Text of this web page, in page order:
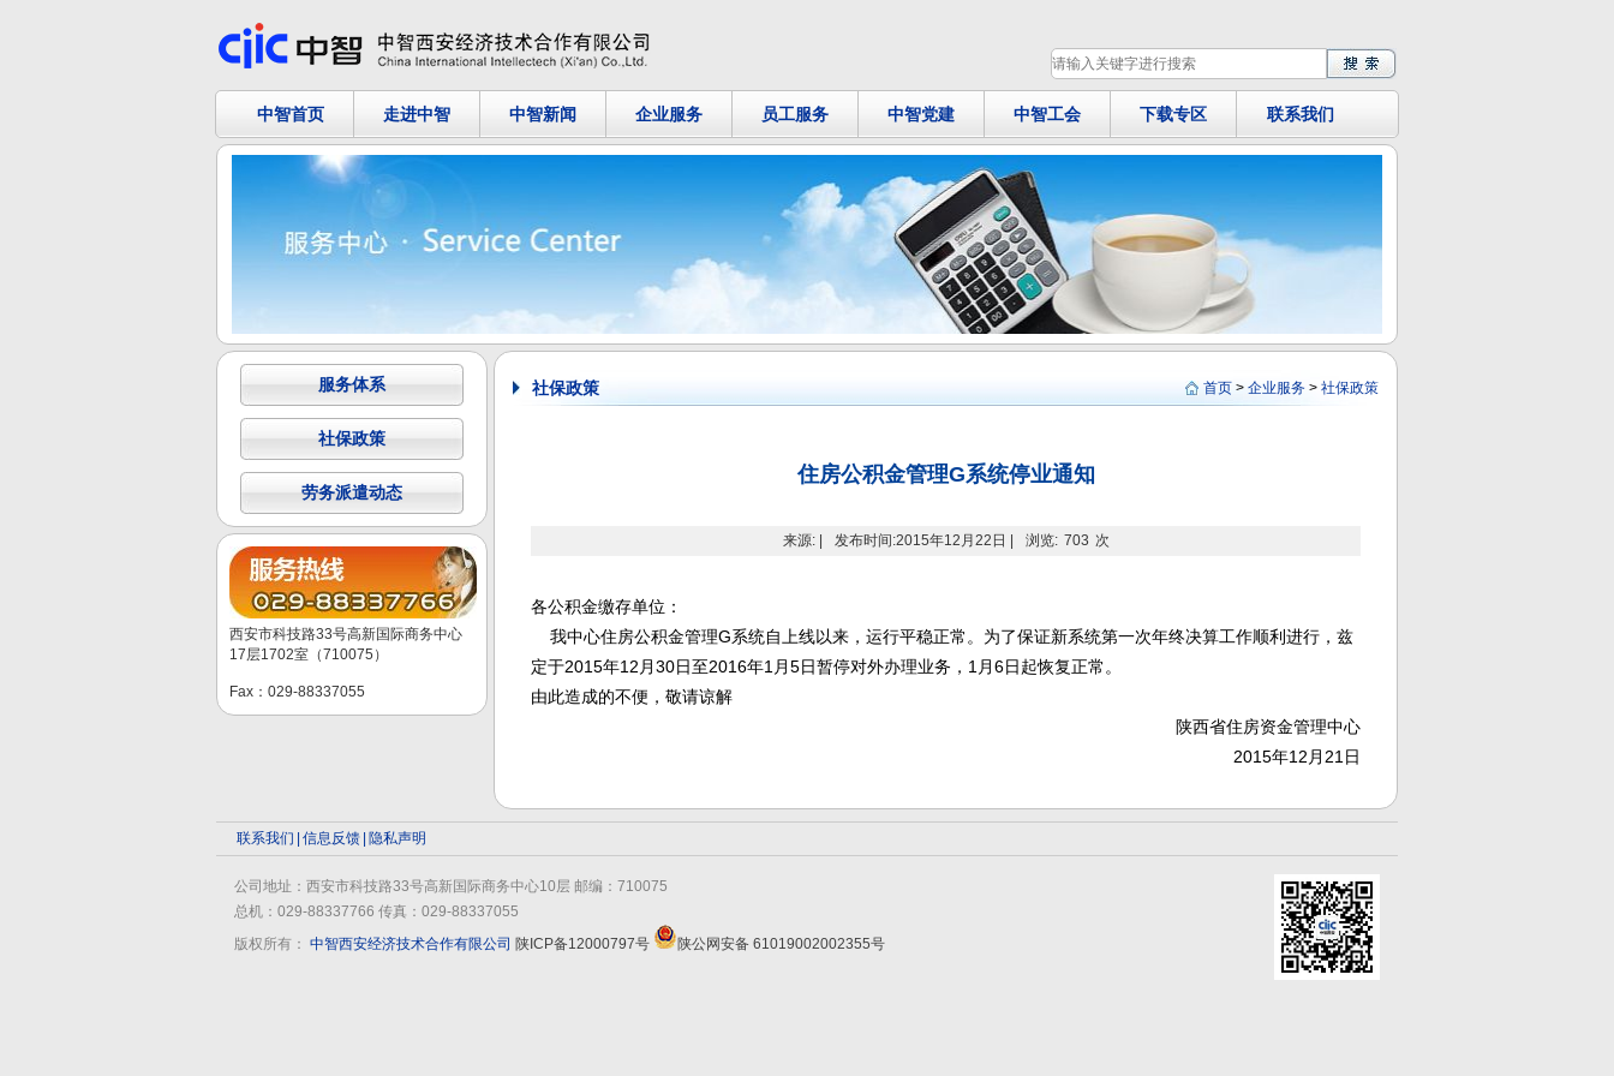
中智首页 走进中智 中智新闻 企业服务 员工服务 中智党建 中智工会 下载专区 联系我们
服务体系
社保政策
劳务派遣动态
西安市科技路33号高新国际商务中心
17层1702室（710075）
Fax：029-88337055
社保政策 首页 > 企业服务 > 社保政策
住房公积金管理G系统停业通知
来源: | 发布时间:2015年12月22日 | 浏览: 703 次
各公积金缴存单位：
我中心住房公积金管理G系统自上线以来，运行平稳正常。为了保证新系统第一次年终决算工作顺利进行，兹
定于2015年12月30日至2016年1月5日暂停对外办理业务，1月6日起恢复正常。
由此造成的不便，敬请谅解
陕西省住房资金管理中心
2015年12月21日
联系我们 | 信息反馈 | 隐私声明
公司地址：西安市科技路33号高新国际商务中心10层 邮编：710075
总机：029-88337766 传真：029-88337055
版权所有： 中智西安经济技术合作有限公司 陕ICP备12000797号 陕公网安备 61019002002355号